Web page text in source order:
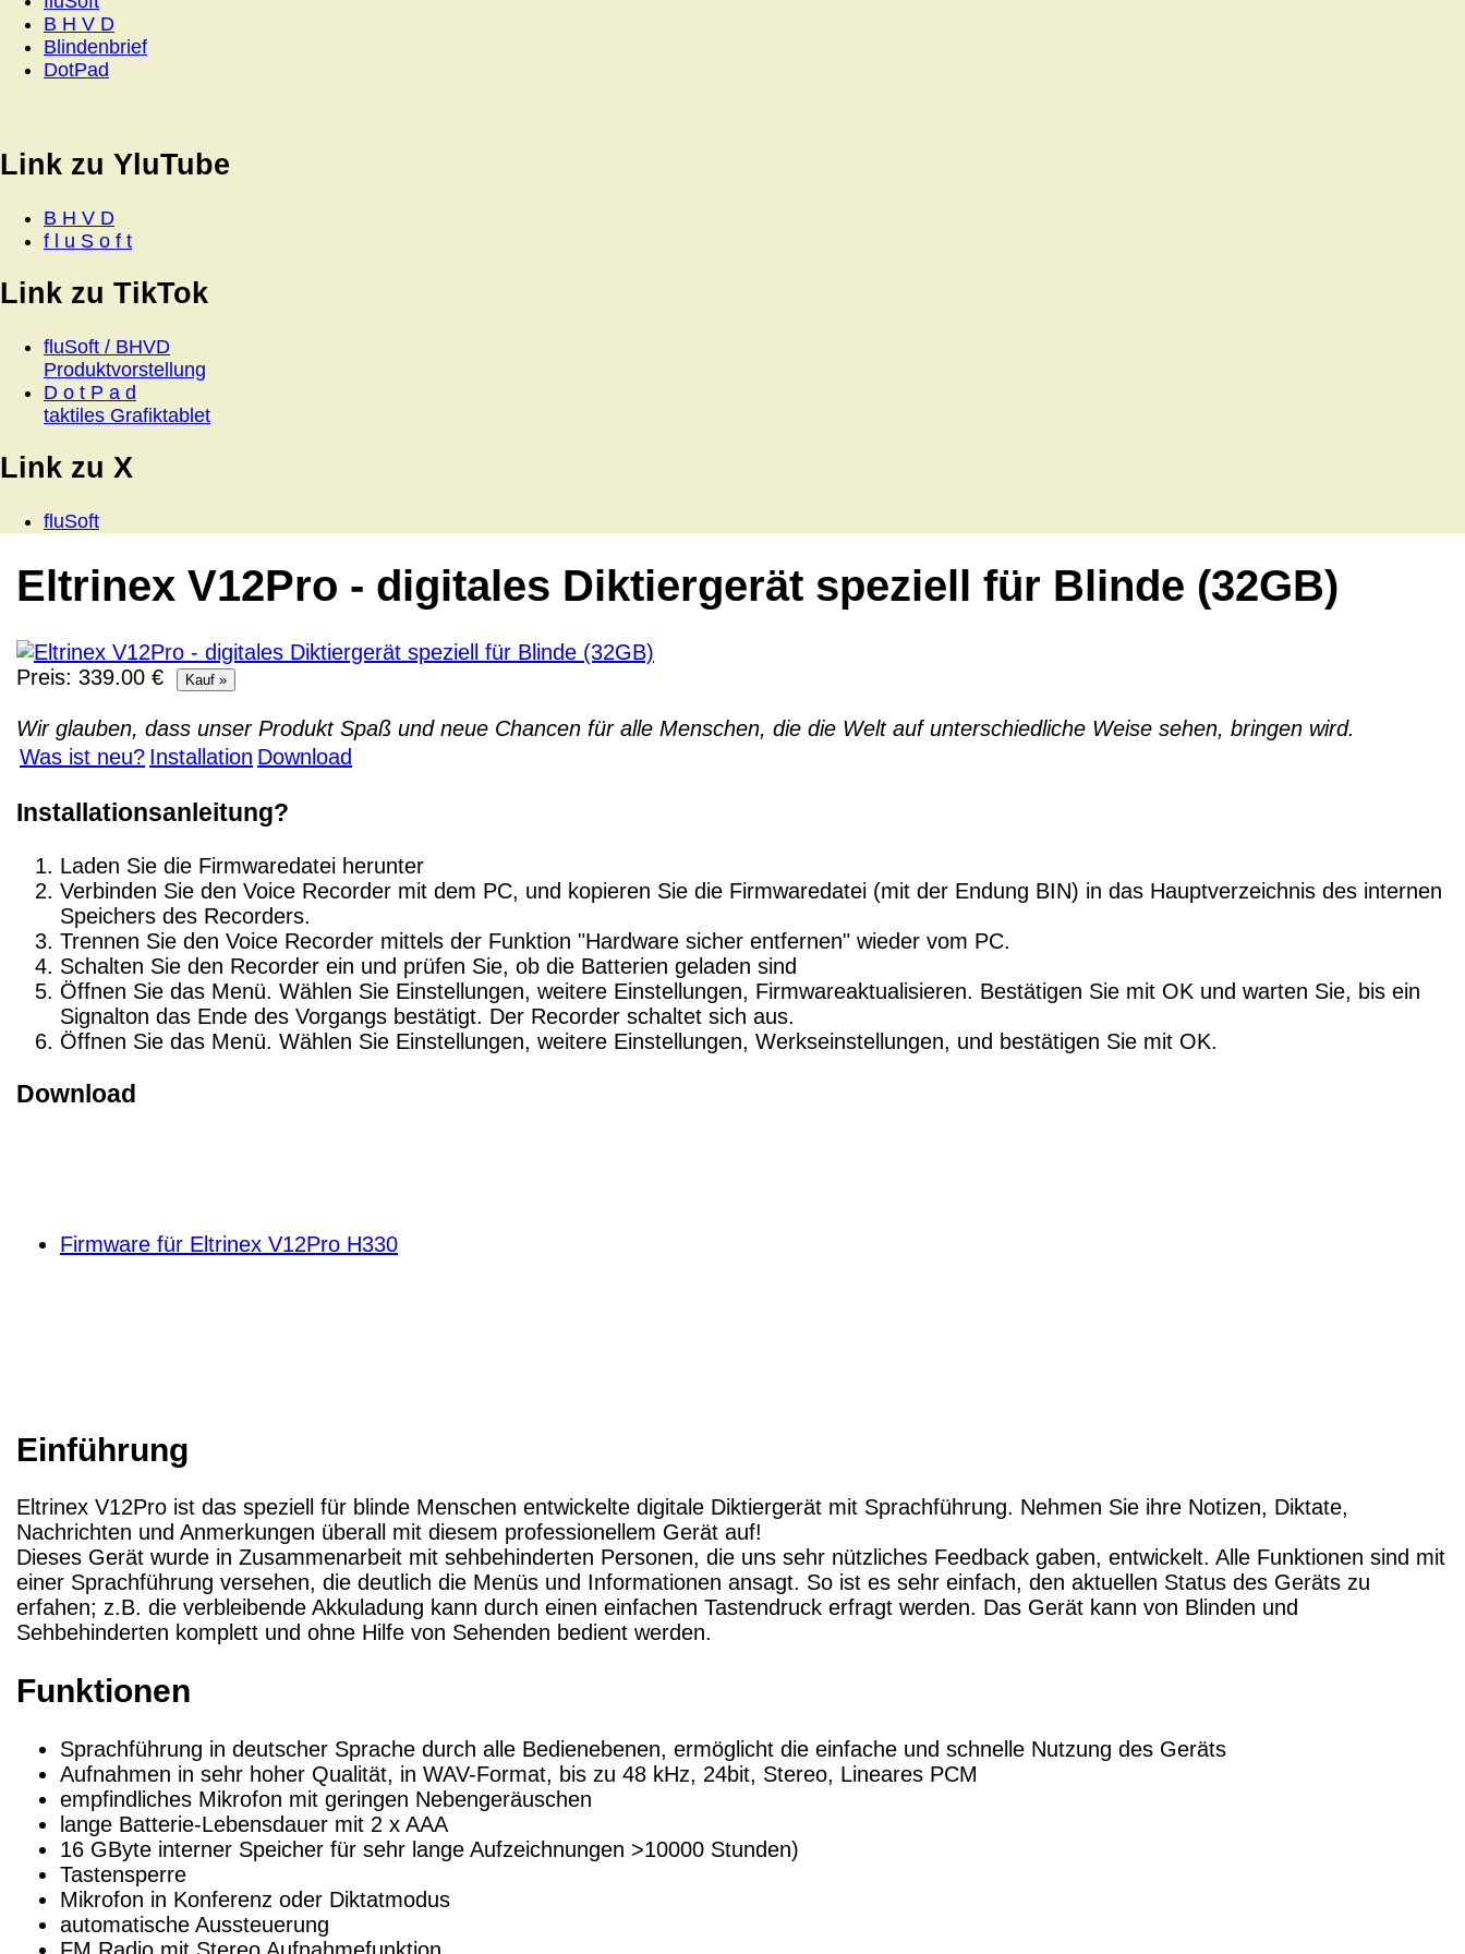
B H V D
Blindenbrief
DotPad
Link zu YluTube
B H V D
f l u S o f t
Link zu TikTok
fluSoft / BHVD
Produktvorstellung
D o t P a d
taktiles Grafiktablet
Link zu X
fluSoft
Eltrinex V12Pro - digitales Diktiergerät speziell für Blinde (32GB)
Preis: 339.00 €
Wir glauben, dass unser Produkt Spaß und neue Chancen für alle Menschen, die die Welt auf unterschiedliche Weise sehen, bringen wird.
Was ist neu? Installation Download
Installationsanleitung?
Laden Sie die Firmwaredatei herunter
Verbinden Sie den Voice Recorder mit dem PC, und kopieren Sie die Firmwaredatei (mit der Endung BIN) in das Hauptverzeichnis des internen
Speichers des Recorders.
Trennen Sie den Voice Recorder mittels der Funktion "Hardware sicher entfernen" wieder vom PC.
Schalten Sie den Recorder ein und prüfen Sie, ob die Batterien geladen sind
Öffnen Sie das Menü. Wählen Sie Einstellungen, weitere Einstellungen, Firmwareaktualisieren. Bestätigen Sie mit OK und warten Sie, bis ein
Signalton das Ende des Vorgangs bestätigt. Der Recorder schaltet sich aus.
Öffnen Sie das Menü. Wählen Sie Einstellungen, weitere Einstellungen, Werkseinstellungen, und bestätigen Sie mit OK.
Download
Firmware für Eltrinex V12Pro H330
Einführung
Eltrinex V12Pro ist das speziell für blinde Menschen entwickelte digitale Diktiergerät mit Sprachführung. Nehmen Sie ihre Notizen, Diktate,
Nachrichten und Anmerkungen überall mit diesem professionellem Gerät auf!
Dieses Gerät wurde in Zusammenarbeit mit sehbehinderten Personen, die uns sehr nützliches Feedback gaben, entwickelt. Alle Funktionen sind mit
einer Sprachführung versehen, die deutlich die Menüs und Informationen ansagt. So ist es sehr einfach, den aktuellen Status des Geräts zu
erfahen; z.B. die verbleibende Akkuladung kann durch einen einfachen Tastendruck erfragt werden. Das Gerät kann von Blinden und
Sehbehinderten komplett und ohne Hilfe von Sehenden bedient werden.
Funktionen
Sprachführung in deutscher Sprache durch alle Bedienebenen, ermöglicht die einfache und schnelle Nutzung des Geräts
Aufnahmen in sehr hoher Qualität, in WAV-Format, bis zu 48 kHz, 24bit, Stereo, Lineares PCM
empfindliches Mikrofon mit geringen Nebengeräuschen
lange Batterie-Lebensdauer mit 2 x AAA
16 GByte interner Speicher für sehr lange Aufzeichnungen >10000 Stunden)
Tastensperre
Mikrofon in Konferenz oder Diktatmodus
automatische Aussteuerung